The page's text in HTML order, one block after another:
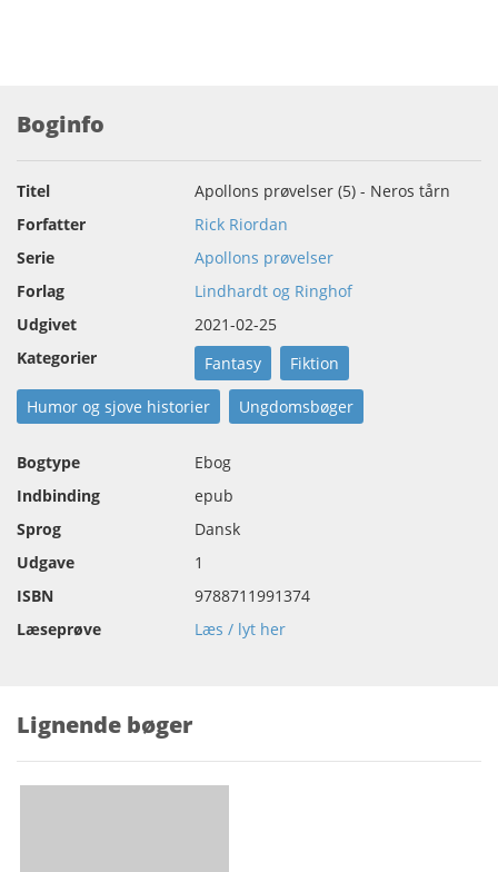
Boginfo
Titel
Apollons prøvelser (5) - Neros tårn
Forfatter
Rick Riordan
Serie
Apollons prøvelser
Forlag
Lindhardt og Ringhof
Udgivet
2021-02-25
Kategorier
Fantasy Fiktion
Humor og sjove historier Ungdomsbøger
Bogtype
Ebog
Indbinding
epub
Sprog
Dansk
Udgave
1
ISBN
9788711991374
Læseprøve
Læs / lyt her
Lignende bøger